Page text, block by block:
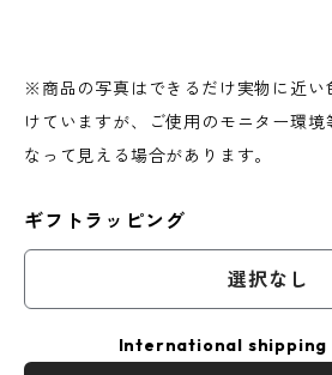
※商品の写真はできるだけ実物に近い
けていますが、ご使用のモニター環
なって見える場合があります。
ギフトラッピング
選択なし
International shipping